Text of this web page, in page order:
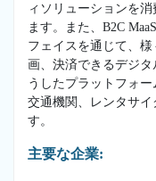
ィソリューションを
ます。また、B2C
フェイスを通じて、
画、決済できるデジタ
うしたプラットフォ
交通機関、レンタサ
す。
主要な企業: